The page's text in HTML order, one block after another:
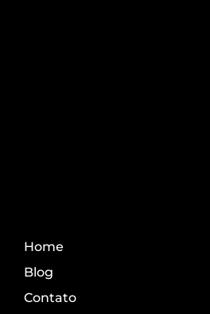
Home
Blog
Contato